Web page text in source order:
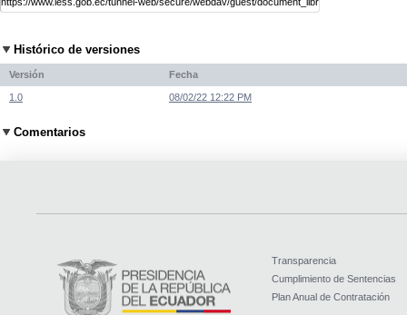
Histórico de versiones
Versión Fecha
1.0 08/02/22 12:22 PM
Comentarios
Transparencia
Cumplimiento de Sentencias
Plan Anual de Contratación